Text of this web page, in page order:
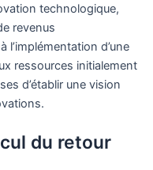
technologique,
revenus
l’implémentation d’une
ressources initialement
d’établir une vision
du retour